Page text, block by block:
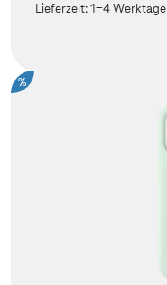
Lieferzeit:1-4 Werktage
%